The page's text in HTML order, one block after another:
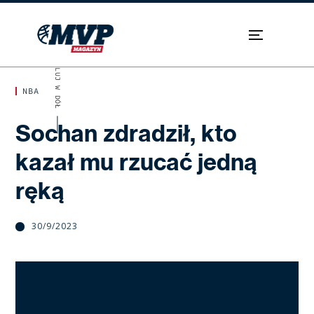
NBA
Sochan zdradził, kto
kazał mu rzucać jedną
ręką
30/9/2023
SKROLUJ W DÓŁ